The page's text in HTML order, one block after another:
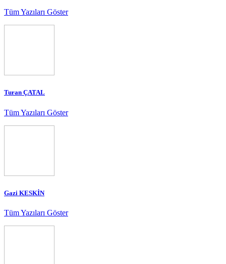
Tüm Yazıları Göster
Turan ÇATAL
Tüm Yazıları Göster
Gazi KESKİN
Tüm Yazıları Göster